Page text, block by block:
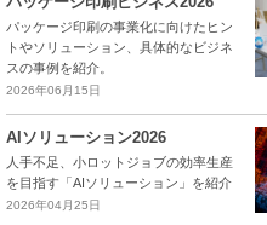
パッケージ印刷の事業化に向けたヒン
トやソリューション、具体的なビジネ
スの事例を紹介。
2026年06月15日
AIソリューション2026
人手不足、小ロットジョブの効率生産
を目指す「AIソリューション」を紹介
2026年04月25日